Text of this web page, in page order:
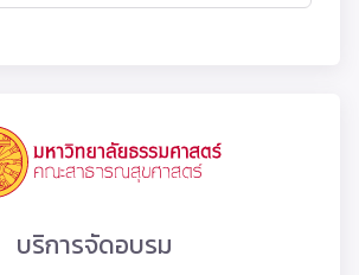
บริการจัดอบรม